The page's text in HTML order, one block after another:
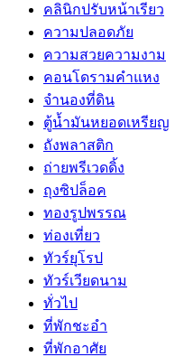
คลินิกปรับหน้าเรียว
ความปลอดภัย
ความสวยความงาม
คอนโดรามคำแหง
จำนองที่ดิน
ตู้น้ำมันหยอดเหรียญ
ถังพลาสติก
ถ่ายพรีเวดดิ้ง
ถุงซิปล็อค
ทองรูปพรรณ
ท่องเที่ยว
ทัวร์ยุโรป
ทัวร์เวียดนาม
ทั่วไป
ที่พักชะอำ
ที่พักอาศัย